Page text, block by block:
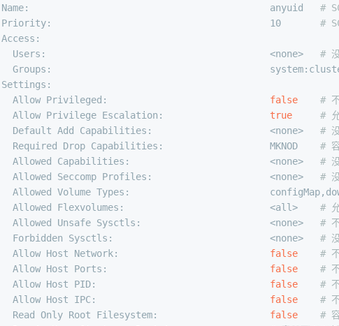
Name:                                           anyuid #
Priority:                                       10 #
  Users:                                        <none>
#
Groups:
  Allow Privileged:
false
#
  Allow Privilege Escalation:
true
#
  Default Add Capabilities:                     <none>
#
  Required Drop Capabilities:                   MKNOD
#
  Allowed Capabilities:                         <none>
#
  Allowed Seccomp Profiles:                     <none>
#
Allowed Volume Types:
  Allowed Flexvolumes:                          <all>
#
  Allowed Unsafe Sysctls:                       <none>
#
  Forbidden Sysctls:                            <none>
#
  Allow Host Network:
false
#
  Allow Host Ports:
false
#
  Allow Host PID:
false
#
  Allow Host IPC:
false
#
  Read Only Root Filesystem:
false
#